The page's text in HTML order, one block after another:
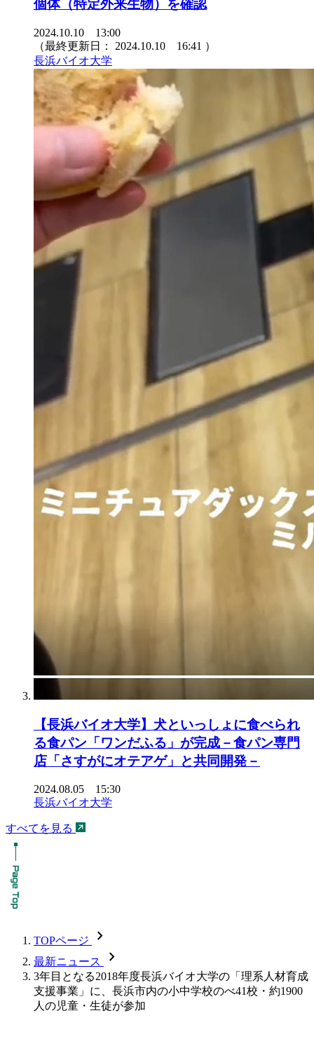
個体（特定外来生物）を確認
2024.10.10 13:00
（最終更新日： 2024.10.10 16:41 ）
長浜バイオ大学
【長浜バイオ大学】犬といっしょに食べられ
る食パン「ワンだふる」が完成－食パン専門
店「さすがにオテアゲ」と共同開発－
2024.08.05 15:30
長浜バイオ大学
すべてを見る
TOPページ chevron_forward
最新ニュース chevron_forward
3年目となる2018年度長浜バイオ大学の「理系人材育成
支援事業」に、長浜市内の小中学校のべ41校・約1900
人の児童・生徒が参加